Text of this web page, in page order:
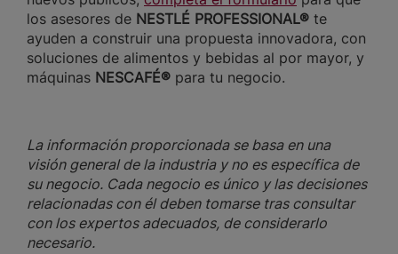
los asesores de NESTLÉ PROFESSIONAL® te
ayuden a construir una propuesta innovadora, con
soluciones de alimentos y bebidas al por mayor, y
máquinas NESCAFÉ® para tu negocio.
La información proporcionada se basa en una
visión general de la industria y no es específica de
su negocio. Cada negocio es único y las decisiones
relacionadas con él deben tomarse tras consultar
con los expertos adecuados, de considerarlo
necesario.